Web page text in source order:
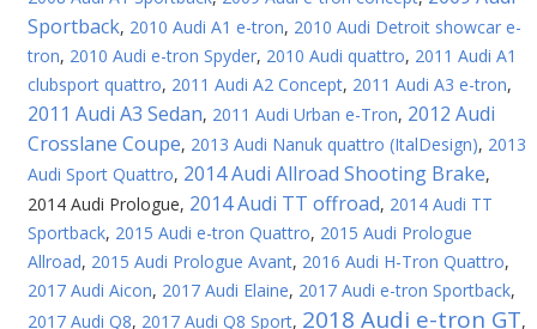
Sportback, 2010 Audi A1 e-tron, 2010 Audi Detroit showcar e-
tron, 2010 Audi e-tron Spyder, 2010 Audi quattro, 2011 Audi A1
clubsport quattro, 2011 Audi A2 Concept, 2011 Audi A3 e-tron,
2011 Audi A3 Sedan, 2011 Audi Urban e-Tron, 2012 Audi
Crosslane Coupe, 2013 Audi Nanuk quattro (ItalDesign), 2013
Audi Sport Quattro, 2014 Audi Allroad Shooting Brake,
2014 Audi Prologue, 2014 Audi TT offroad, 2014 Audi TT
Sportback, 2015 Audi e-tron Quattro, 2015 Audi Prologue
Allroad, 2015 Audi Prologue Avant, 2016 Audi H-Tron Quattro,
2017 Audi Aicon, 2017 Audi Elaine, 2017 Audi e-tron Sportback,
2017 Audi Q8, 2017 Audi Q8 Sport, 2018 Audi e-tron GT,